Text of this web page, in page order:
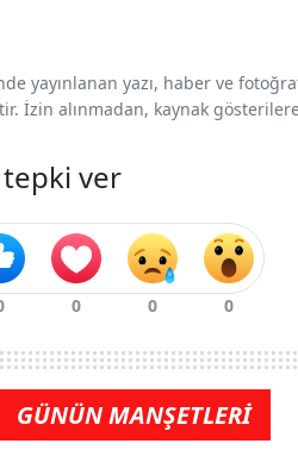
yayınlanan yazı, haber ve
İzin alınmadan, kaynak
ver
GÜNÜN MANŞETLERİ